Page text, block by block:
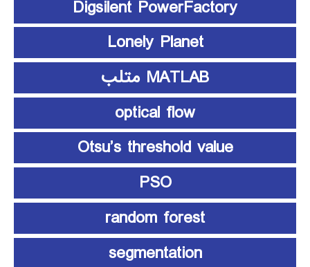
Digsilent PowerFactory
Lonely Planet
MATLAB متلب
optical flow
Otsu’s threshold value
PSO
random forest
segmentation